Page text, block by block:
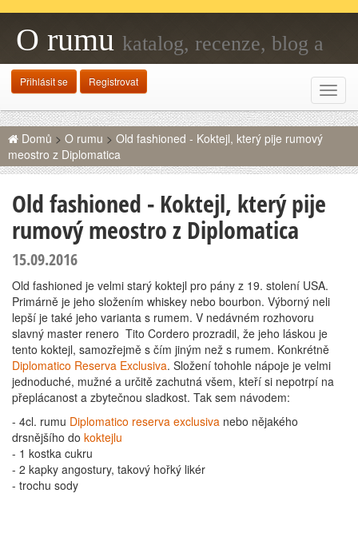
O rumu katalog, recenze, blog a
fanouškovská základna
Přihlásit se Registrovat
Domů > O rumu > Old fashioned - Koktejl, který pije rumový
meostro z Diplomatica
Old fashioned - Koktejl, který pije
rumový meostro z Diplomatica
15.09.2016
Old fashioned je velmi starý koktejl pro pány z 19. stolení USA.
Primárně je jeho složením whiskey nebo bourbon. Výborný neli
lepší je také jeho varianta s rumem. V nedávném rozhovoru
slavný master renero Tito Cordero prozradil, že jeho láskou je
tento koktejl, samozřejmě s čím jiným než s rumem. Konkrétně
Diplomatico Reserva Exclusiva. Složení tohohle nápoje je velmi
jednoduché, mužné a určitě zachutná všem, kteří si nepotrpí na
přeplácanost a zbytečnou sladkost. Tak sem návodem:
- 4cl. rumu Diplomatico reserva exclusiva nebo nějakého
drsnějšího do koktejlu
- 1 kostka cukru
- 2 kapky angostury, takový hořký likér
- trochu sody